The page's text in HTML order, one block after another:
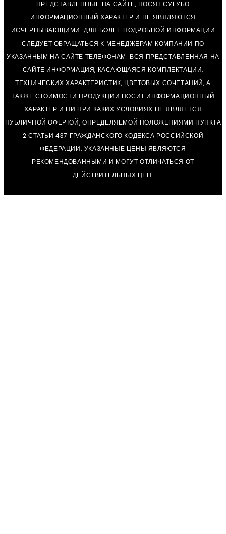
ПРЕДСТАВЛЕННЫЕ НА САЙТЕ, НОСЯТ СУГУБО
ИНФОРМАЦИОННЫЙ ХАРАКТЕР И НЕ ЯВЯЛЯЮТСЯ
ИСЧЕРПЫВАЮЩИМИ. ДЛЯ БОЛЕЕ ПОДРОБНОЙ ИНФОРМАЦИИ
СЛЕДУЕТ ОБРАЩАТЬСЯ К МЕНЕДЖЕРАМ КОМПАНИИ ПО
УКАЗАННЫМ НА САЙТЕ ТЕЛЕФОНАМ. ВСЯ ПРЕДСТАВЛЕННАЯ НА
САЙТЕ ИНФОРМАЦИЯ, КАСАЮЩАЯСЯ КОМПЛЕКТАЦИИ,
ТЕХНИЧЕСКИХ ХАРАКТЕРИСТИК, ЦВЕТОВЫХ СОЧЕТАНИЙ, А
ТАКЖЕ СТОИМОСТИ ПРОДУКЦИИ НОСИТ ИНФОРМАЦИОННЫЙ
ХАРАКТЕР И НИ ПРИ КАКИХ УСЛОВИЯХ НЕ ЯВЛЯЕТСЯ
ПУБЛИЧНОЙ ОФЕРТОЙ, ОПРЕДЕЛЯЕМОЙ ПОЛОЖЕНИЯМИ ПУНКТА
2 СТАТЬИ 437 ГРАЖДАНСКОГО КОДЕКСА РОССИЙСКОЙ
ФЕДЕРАЦИИ. УКАЗАННЫЕ ЦЕНЫ ЯВЛЯЮТСЯ
РЕКОМЕНДОВАННЫМИ И МОГУТ ОТЛИЧАТЬСЯ ОТ
ДЕЙСТВИТЕЛЬНЫХ ЦЕН.